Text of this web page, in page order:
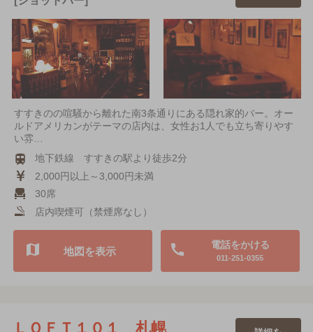
すすきのの喧騒から離れた南3条通りにある隠れ家的バー。オー
ルドアメリカンがテーマの店内は、女性お1人でも立ち寄りやす
い雰…
地下鉄線 すすきの駅より徒歩2分
2,000円以上～3,000円未満
30席
店内喫煙可（禁煙席なし）
電話をかける
011-251-0355
地図を表示
ＬＯＦＴ１０１ 札幌